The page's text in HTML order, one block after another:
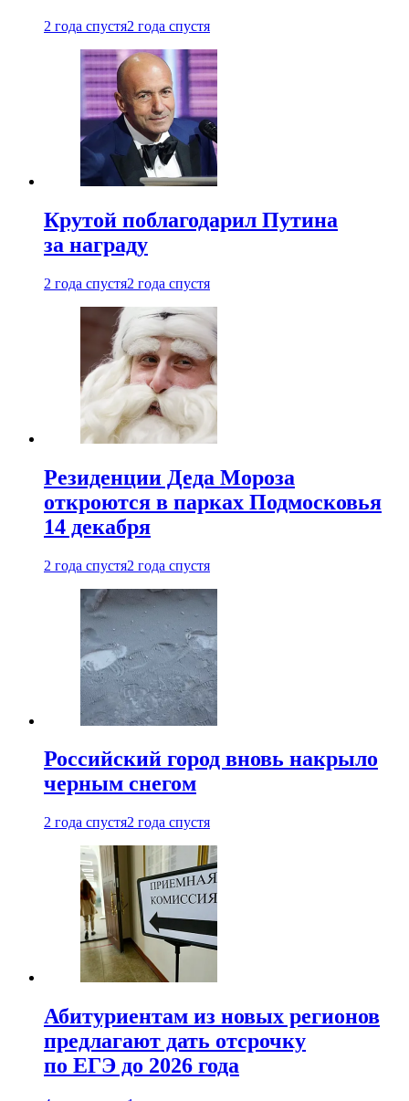
2 года спустя2 года спустя
Крутой поблагодарил Путина
за награду
2 года спустя2 года спустя
Резиденции Деда Мороза
откроются в парках Подмосковья
14 декабря
2 года спустя2 года спустя
Российский город вновь накрыло
черным снегом
2 года спустя2 года спустя
Абитуриентам из новых регионов
предлагают дать отсрочку
по ЕГЭ до 2026 года